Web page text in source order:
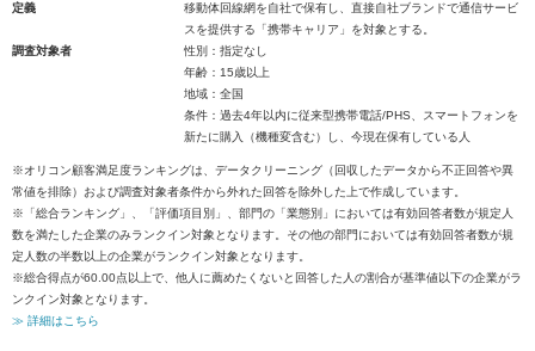
定義
移動体回線網を自社で保有し、直接自社ブランドで通信サービ
スを提供する「携帯キャリア」を対象とする。
調査対象者
性別：指定なし
年齢：15歳以上
地域：全国
条件：過去4年以内に従来型携帯電話/PHS、スマートフォンを
新たに購入（機種変含む）し、今現在保有している人
※オリコン顧客満足度ランキングは、データクリーニング（回収したデータから不正回答や異
常値を排除）および調査対象者条件から外れた回答を除外した上で作成しています。
※「総合ランキング」、「評価項目別」、部門の「業態別」においては有効回答者数が規定人
数を満たした企業のみランクイン対象となります。その他の部門においては有効回答者数が規
定人数の半数以上の企業がランクイン対象となります。
※総合得点が60.00点以上で、他人に薦めたくないと回答した人の割合が基準値以下の企業がラ
ンクイン対象となります。
≫ 詳細はこちら